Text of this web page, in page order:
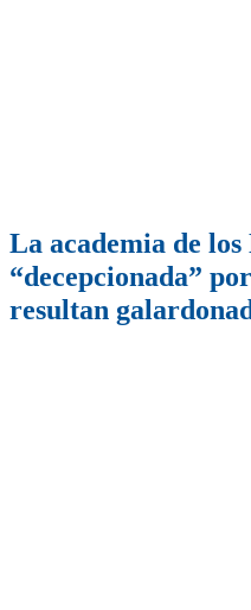
La academia de los
“decepcionada”
resultan